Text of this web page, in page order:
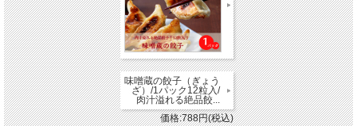
味噌蔵の餃子（ぎょう
ざ）/1パック12粒入/
肉汁溢れる絶品餃...
価格:788円(税込)